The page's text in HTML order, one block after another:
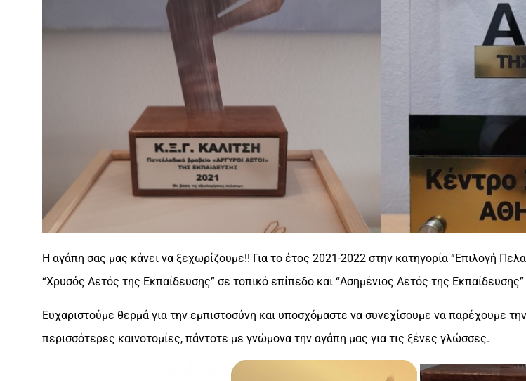
Η αγάπη σας μας κάνει να ξεχωρίζουμε!! Για το έτος 2021-2022 στην κατηγορία “Επιλογή
“Χρυσός Αετός της Εκπαίδευσης” σε τοπικό επίπεδο και “Ασημένιος Αετός της
Ευχαριστούμε θερμά για την εμπιστοσύνη και υποσχόμαστε να συνεχίσουμε να παρέχουμε
περισσότερες καινοτομίες, πάντοτε με γνώμονα την αγάπη μας για τις ξένες γλώσσες.